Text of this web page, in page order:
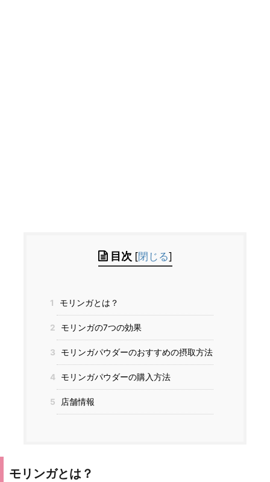
目次 [閉じる]
1 モリンガとは？
2 モリンガの7つの効果
3 モリンガパウダーのおすすめの摂取方法
4 モリンガパウダーの購入方法
5 店舗情報
モリンガとは？